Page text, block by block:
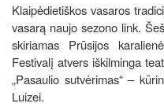
Klaipėdietiškos vasaros
vasarą naujo sezono link.
skiriamas Prūsijos
Festivalį atvers iškilminga
„Pasaulio sutvėrimas“ –
Luizei.